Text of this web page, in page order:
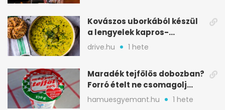
Kovászos uborkából készül
a lengyelek kapros-
savanykás levese
drive.hu 1 hete
Maradék tejfölös dobozban?
Forró ételt ne csomagolj
ilyen tégelybe
hamuesgyemant.hu 1 hete